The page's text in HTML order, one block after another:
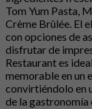
Tom Yum Pasta,
Crème Brûlée. El
con opciones de
disfrutar de
Restaurant es
memorable en un
convirtiéndolo en
de la gastronomía